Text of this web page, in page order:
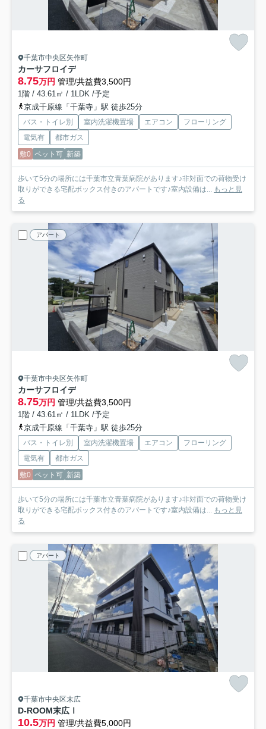
千葉市中央区矢作町
カーサフロイデ
8.75万円 管理/共益費3,500円
1階 / 43.61㎡ / 1LDK /予定
京成千原線「千葉寺」駅 徒歩25分
バス・トイレ別 室内洗濯機置場 エアコン
フローリング
電気有
都市ガス
敷0 ペット可 新築
歩いて5分の場所には千葉市立青葉病院があります♪非対面での荷物受け
取りができる宅配ボックス付きのアパートです♪室内設備は...
もっと見
る
アパート
千葉市中央区矢作町
カーサフロイデ
8.75万円 管理/共益費3,500円
1階 / 43.61㎡ / 1LDK /予定
京成千原線「千葉寺」駅 徒歩25分
バス・トイレ別 室内洗濯機置場 エアコン
フローリング
電気有
都市ガス
敷0 ペット可 新築
歩いて5分の場所には千葉市立青葉病院があります♪非対面での荷物受け
取りができる宅配ボックス付きのアパートです♪室内設備は...
もっと見
る
アパート
千葉市中央区末広
D-ROOM末広Ⅰ
10.5万円 管理/共益費5,000円